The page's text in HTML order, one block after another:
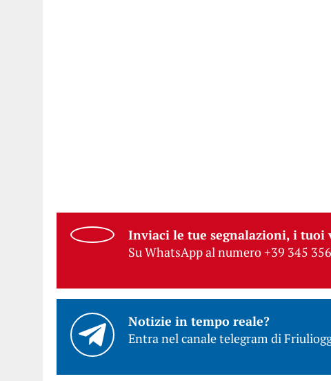
Inviaci le tue segnalazioni, i tuoi
Su WhatsApp al numero +39 345
Notizie in tempo reale?
Entra nel canale telegram di